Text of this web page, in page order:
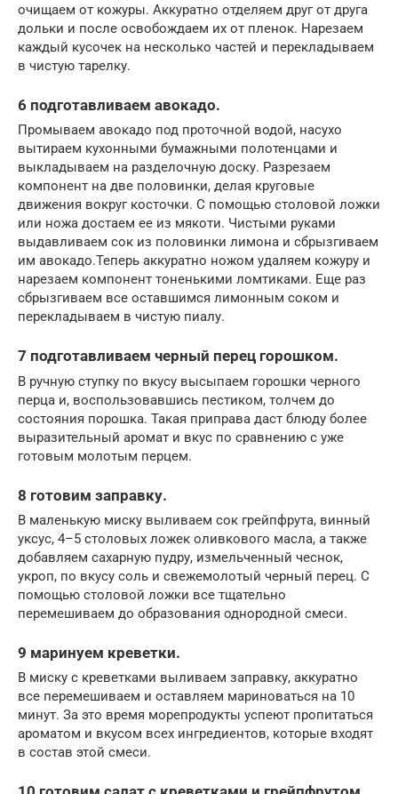
очищаем от кожуры. Аккуратно отделяем друг от друга
дольки и после освобождаем их от пленок. Нарезаем
каждый кусочек на несколько частей и перекладываем
в чистую тарелку.
6 подготавливаем авокадо.
Промываем авокадо под проточной водой, насухо
вытираем кухонными бумажными полотенцами и
выкладываем на разделочную доску. Разрезаем
компонент на две половинки, делая круговые
движения вокруг косточки. С помощью столовой ложки
или ножа достаем ее из мякоти. Чистыми руками
выдавливаем сок из половинки лимона и сбрызгиваем
им авокадо.Теперь аккуратно ножом удаляем кожуру и
нарезаем компонент тоненькими ломтиками. Еще раз
сбрызгиваем все оставшимся лимонным соком и
перекладываем в чистую пиалу.
7 подготавливаем черный перец горошком.
В ручную ступку по вкусу высыпаем горошки черного
перца и, воспользовавшись пестиком, толчем до
состояния порошка. Такая приправа даст блюду более
выразительный аромат и вкус по сравнению с уже
готовым молотым перцем.
8 готовим заправку.
В маленькую миску выливаем сок грейпфрута, винный
уксус, 4–5 столовых ложек оливкового масла, а также
добавляем сахарную пудру, измельченный чеснок,
укроп, по вкусу соль и свежемолотый черный перец. С
помощью столовой ложки все тщательно
перемешиваем до образования однородной смеси.
9 маринуем креветки.
В миску с креветками выливаем заправку, аккуратно
все перемешиваем и оставляем мариноваться на 10
минут. За это время морепродукты успеют пропитаться
ароматом и вкусом всех ингредиентов, которые входят
в состав этой смеси.